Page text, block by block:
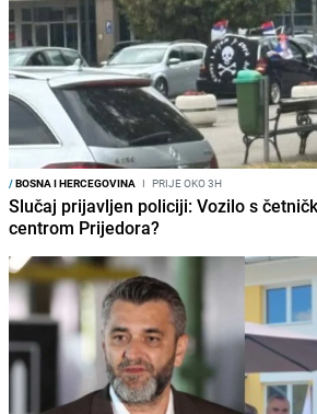
/BOSNA I HERCEGOVINA I PRIJE OKO 3H
Slučaj prijavljen policiji: Vozilo s
centrom Prijedora?